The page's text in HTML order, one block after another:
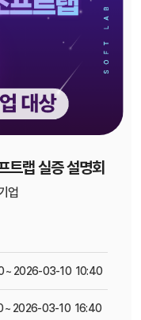
랩 실증 설명회
업
~ 2026-03-10 10:40
~ 2026-03-10 16:40